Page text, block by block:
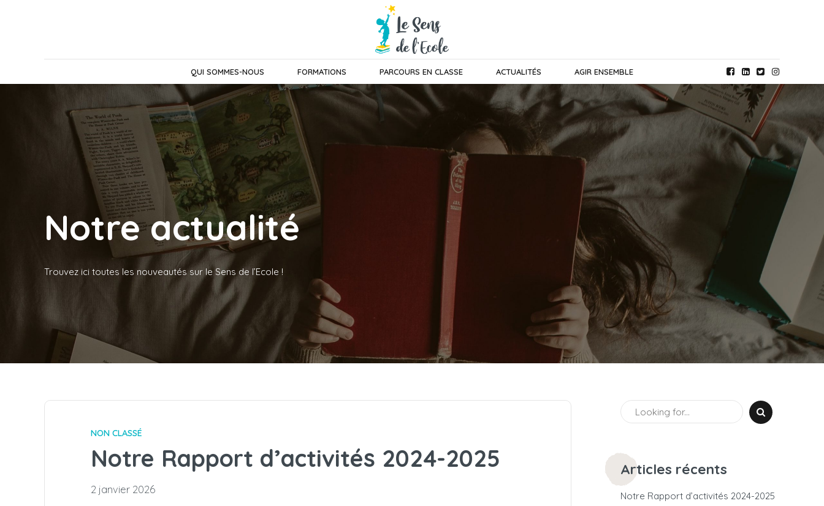
QUI SOMMES-NOUS FORMATIONS PARCOURS EN CLASSE ACTUALITÉS AGIR ENSEMBLE
Notre actualité
Trouvez ici toutes les nouveautés sur le Sens de l’Ecole !
NON CLASSÉ
Notre Rapport d’activités 2024-2025
2 janvier 2026
Articles récents
Notre Rapport d’activités 2024-2025